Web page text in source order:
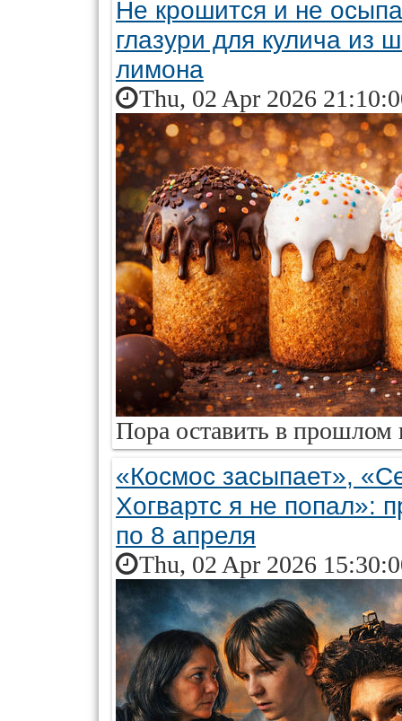
Не крошится и не
глазури для кулича из
лимона
Thu, 02 Apr 2026
Пора оставить в прошлом
«Космос засыпает»,
Хогвартс я не попал»:
по 8 апреля
Thu, 02 Apr 2026